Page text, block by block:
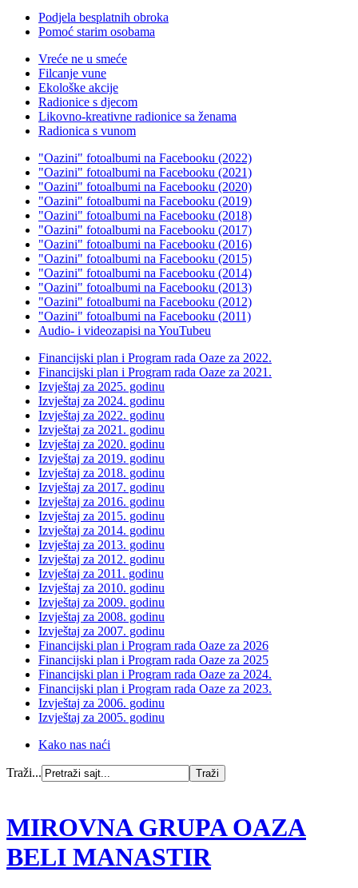
Podjela besplatnih obroka
Pomoć starim osobama
Vreće ne u smeće
Filcanje vune
Ekološke akcije
Radionice s djecom
Likovno-kreativne radionice sa ženama
Radionica s vunom
"Oazini" fotoalbumi na Facebooku (2022)
"Oazini" fotoalbumi na Facebooku (2021)
"Oazini" fotoalbumi na Facebooku (2020)
"Oazini" fotoalbumi na Facebooku (2019)
"Oazini" fotoalbumi na Facebooku (2018)
"Oazini" fotoalbumi na Facebooku (2017)
"Oazini" fotoalbumi na Facebooku (2016)
"Oazini" fotoalbumi na Facebooku (2015)
"Oazini" fotoalbumi na Facebooku (2014)
"Oazini" fotoalbumi na Facebooku (2013)
"Oazini" fotoalbumi na Facebooku (2012)
"Oazini" fotoalbumi na Facebooku (2011)
Audio- i videozapisi na YouTubeu
Financijski plan i Program rada Oaze za 2022.
Financijski plan i Program rada Oaze za 2021.
Izvještaj za 2025. godinu
Izvještaj za 2024. godinu
Izvještaj za 2022. godinu
Izvještaj za 2021. godinu
Izvještaj za 2020. godinu
Izvještaj za 2019. godinu
Izvještaj za 2018. godinu
Izvještaj za 2017. godinu
Izvještaj za 2016. godinu
Izvještaj za 2015. godinu
Izvještaj za 2014. godinu
Izvještaj za 2013. godinu
Izvještaj za 2012. godinu
Izvještaj za 2011. godinu
Izvještaj za 2010. godinu
Izvještaj za 2009. godinu
Izvještaj za 2008. godinu
Izvještaj za 2007. godinu
Financijski plan i Program rada Oaze za 2026
Financijski plan i Program rada Oaze za 2025
Financijski plan i Program rada Oaze za 2024.
Financijski plan i Program rada Oaze za 2023.
Izvještaj za 2006. godinu
Izvještaj za 2005. godinu
Kako nas naći
Traži...
MIROVNA GRUPA OAZA
BELI MANASTIR